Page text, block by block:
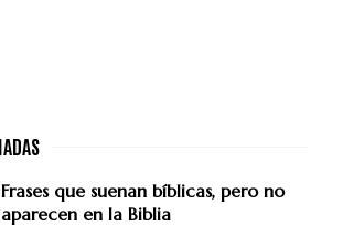
Frases que suenan bíblicas, pero no
aparecen en la Biblia